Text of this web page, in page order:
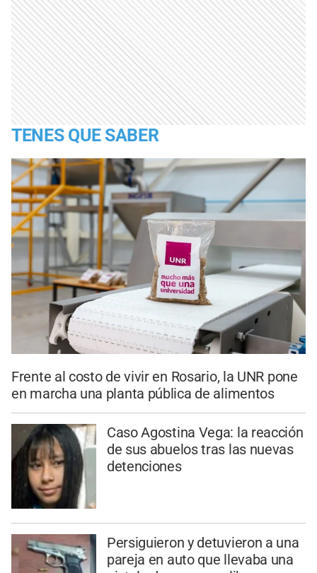
TENES QUE SABER
Frente al costo de vivir en Rosario, la UNR pone
en marcha una planta pública de alimentos
Caso Agostina Vega: la reacción
de sus abuelos tras las nuevas
detenciones
Persiguieron y detuvieron a una
pareja en auto que llevaba una